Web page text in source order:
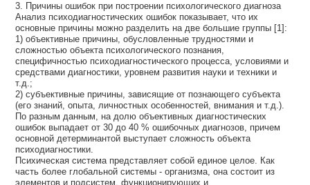
3. Причины ошибок при построении психологического диагноза
Анализ психодиагностических ошибок показывает, что их
основные причины можно разделить на две большие группы [1]:
1) объективные причины, обусловленные трудностями и
сложностью объекта психологического познания,
специфичностью психодиагностического процесса, условиями и
средствами диагностики, уровнем развития науки и техники и
т.д.;
2) субъективные причины, зависящие от познающего субъекта
(его знаний, опыта, личностных особенностей, внимания и т.д.).
По разным данным, на долю объективных диагностических
ошибок выпадает от 30 до 40 % ошибочных диагнозов, причем
основной детерминантой выступает сложность объекта
психодиагностики.
Психическая система представляет собой единое целое. Как
часть более глобальной системы - организма, она состоит из
элементов и подсистем, функционирующих и